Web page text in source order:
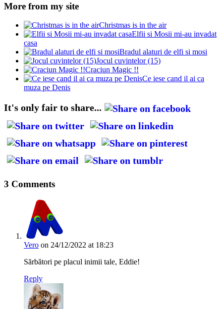
More from my site
Christmas is in the air
Elfii si Mosii mi-au invadat
casa
Bradul alaturi de elfi si mosi
Jocul cuvintelor (15)
Craciun Magic !!
Ce iese cand il ai ca
muza pe Denis
It's only fair to share...
3 Comments
Vero on 24/12/2022 at 18:23
Sărbători pe placul inimii tale, Eddie!
Reply